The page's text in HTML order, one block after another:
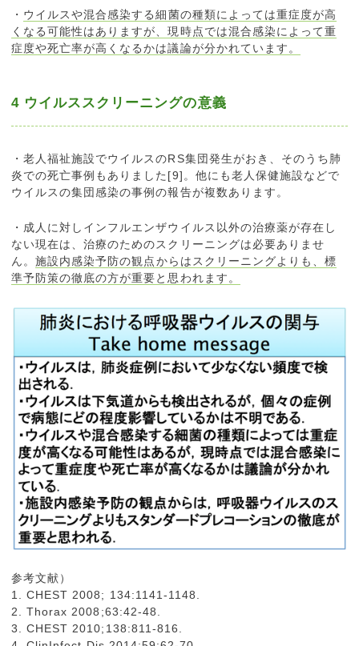
・ ウイルスや混合感染する細菌の種類によっては重症度が高
くなる可能性はありますが、現時点では混合感染によって重
症度や死亡率が高くなるかは議論が分かれています。
4 ウイルススクリーニングの意義
・老人福祉施設でウイルスのRS集団発生がおき、そのうち肺
炎での死亡事例もありました[9]。他にも老人保健施設などで
ウイルスの集団感染の事例の報告が複数あります。
・成人に対しインフルエンザウイルス以外の治療薬が存在し
ない現在は、治療のためのスクリーニングは必要ありませ
ん。施設内感染予防の観点からはスクリーニングよりも、標
準予防策の徹底の方が重要と思われます。
参考文献）
1. CHEST 2008; 134:1141-1148.
2. Thorax 2008;63:42-48.
3. CHEST 2010;138:811-816.